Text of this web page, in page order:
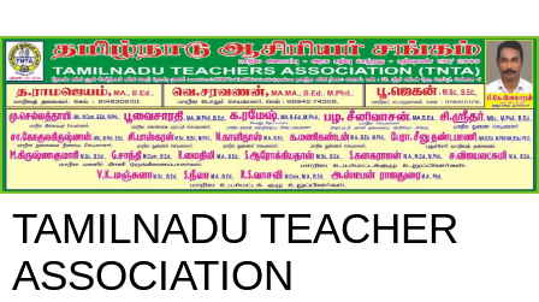
TAMILNADU TEACHER
ASSOCIATION